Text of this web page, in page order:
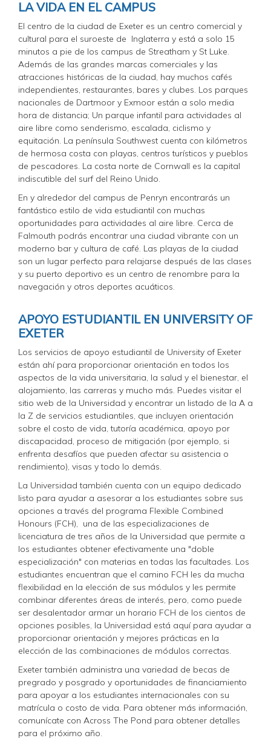
LA VIDA EN EL CAMPUS
El centro de la ciudad de Exeter es un centro comercial y
cultural para el suroeste de Inglaterra y está a solo 15
minutos a pie de los campus de Streatham y St Luke.
Además de las grandes marcas comerciales y las
atracciones históricas de la ciudad, hay muchos cafés
independientes, restaurantes, bares y clubes. Los parques
nacionales de Dartmoor y Exmoor están a solo media
hora de distancia; Un parque infantil para actividades al
aire libre como senderismo, escalada, ciclismo y
equitación. La península Southwest cuenta con kilómetros
de hermosa costa con playas, centros turísticos y pueblos
de pescadores. La costa norte de Cornwall es la capital
indiscutible del surf del Reino Unido.
En y alrededor del campus de Penryn encontrarás un
fantástico estilo de vida estudiantil con muchas
oportunidades para actividades al aire libre. Cerca de
Falmouth podrás encontrar una ciudad vibrante con un
moderno bar y cultura de café. Las playas de la ciudad
son un lugar perfecto para relajarse después de las clases
y su puerto deportivo es un centro de renombre para la
navegación y otros deportes acuáticos.
APOYO ESTUDIANTIL EN UNIVERSITY OF
EXETER
Los servicios de apoyo estudiantil de University of Exeter
están ahí para proporcionar orientación en todos los
aspectos de la vida universitaria, la salud y el bienestar, el
alojamiento, las carreras y mucho más. Puedes visitar el
sitio web de la Universidad y encontrar un listado de la A a
la Z de servicios estudiantiles, que incluyen orientación
sobre el costo de vida, tutoría académica, apoyo por
discapacidad, proceso de mitigación (por ejemplo, si
enfrenta desafíos que pueden afectar su asistencia o
rendimiento), visas y todo lo demás.
La Universidad también cuenta con un equipo dedicado
listo para ayudar a asesorar a los estudiantes sobre sus
opciones a través del programa Flexible Combined
Honours (FCH), una de las especializaciones de
licenciatura de tres años de la Universidad que permite a
los estudiantes obtener efectivamente una "doble
especialización" con materias en todas las facultades. Los
estudiantes encuentran que el camino FCH les da mucha
flexibilidad en la elección de sus módulos y les permite
combinar diferentes áreas de interés, pero, como puede
ser desalentador armar un horario FCH de los cientos de
opciones posibles, la Universidad está aquí para ayudar a
proporcionar orientación y mejores prácticas en la
elección de las combinaciones de módulos correctas.
Exeter también administra una variedad de becas de
pregrado y posgrado y oportunidades de financiamiento
para apoyar a los estudiantes internacionales con su
matrícula o costo de vida. Para obtener más información,
comunícate con Across The Pond para obtener detalles
para el próximo año.